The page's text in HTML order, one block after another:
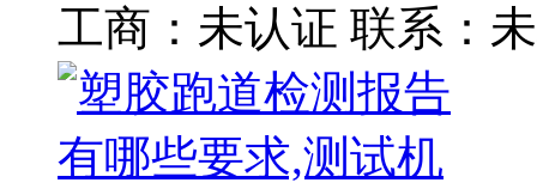
工商： 未认证 联系：